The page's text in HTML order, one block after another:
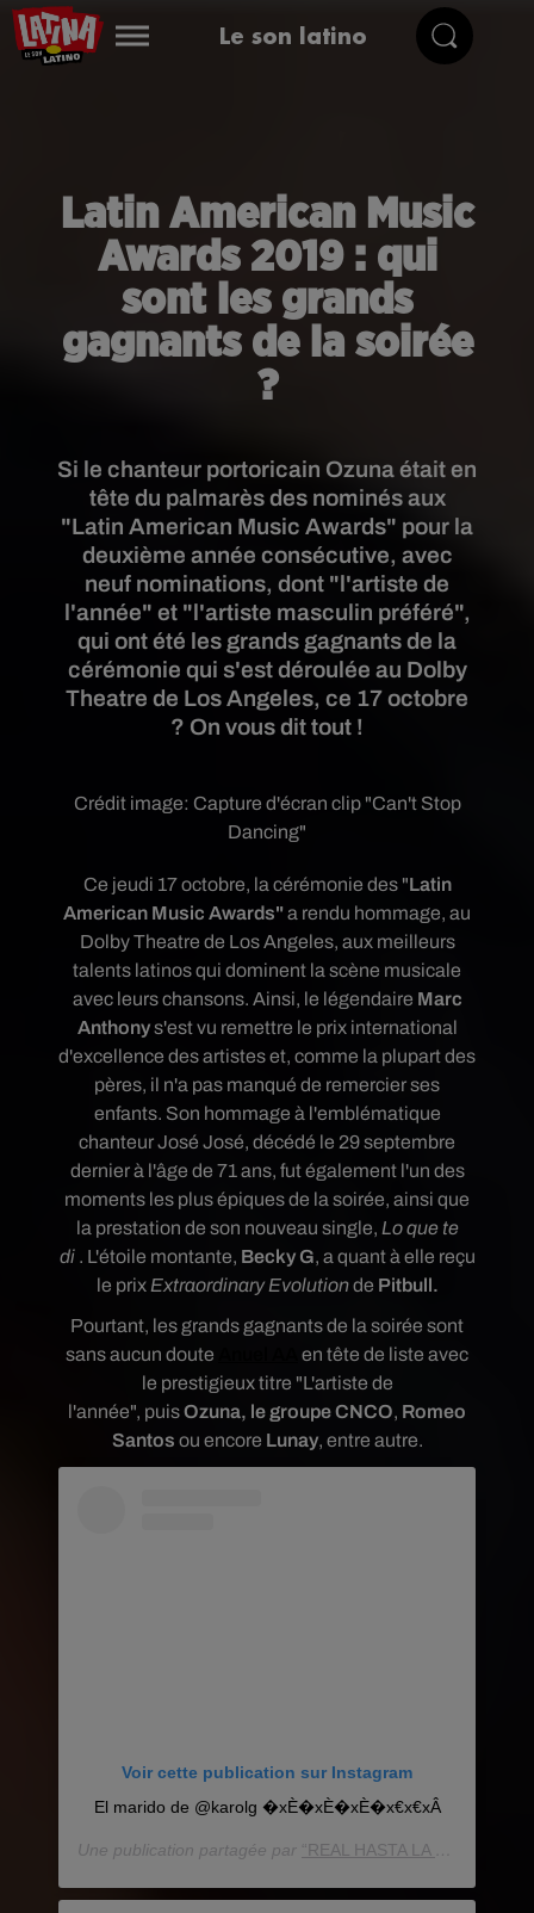
Le son latino
Latin American Music
Awards 2019 : qui
sont les grands
gagnants de la soirée
?
Si le chanteur portoricain Ozuna était en
tête du palmarès des nominés aux
"Latin American Music Awards" pour la
deuxième année consécutive, avec
neuf nominations, dont "l'artiste de
l'année" et "l'artiste masculin préféré",
qui ont été les grands gagnants de la
cérémonie qui s'est déroulée au Dolby
Theatre de Los Angeles, ce 17 octobre
? On vous dit tout !
Crédit image: Capture d'écran clip "Can't Stop
Dancing"
Ce jeudi 17 octobre, la cérémonie des "Latin
American Music Awards"a rendu hommage, au
Dolby Theatre de Los Angeles, aux meilleurs
talents latinos qui dominent la scène musicale
avec leurs chansons. Ainsi, le légendaire Marc
Anthony s'est vu remettre le prix international
d'excellence des artistes et, comme la plupart des
pères, il n'a pas manqué de remercier ses
enfants. Son hommage à l'emblématique
chanteur José José, décédé le 29 septembre
dernier à l'âge de 71 ans, fut également l'un des
moments les plus épiques de la soirée, ainsi que
la prestation de son nouveau single, Lo que te
di . L'étoile montante, Becky G, a quant à elle reçu
le prix Extraordinary Evolutionde Pitbull.
Pourtant, les grands gagnants de la soirée sont
sans aucun doute
en tête de liste avec
le prestigieux titre "L'artiste de
l'année", puisOzuna, le groupeCNCO, Romeo
Santos ou encore Lunay, entre autre.
Voir cette publication sur Instagram
El marido de @karolg �xÈ�xÈ�xÈ�x€x€xÂ
Une publication partagée par “REAL HASTA LA MUERTE”